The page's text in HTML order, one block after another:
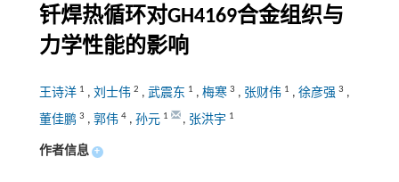
钎焊热循环对GH4169合金组织与
力学性能的影响
王诗洋 1 , 刘士伟 2 , 武震东 1 , 梅寒 3 , 张财伟 1 , 徐彦强 3 ,
董佳鹏 3 , 郭伟 4, 孙元 1 , 张洪宇 1
作者信息 +